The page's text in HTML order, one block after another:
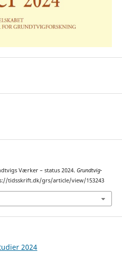
Værker – status 2024. Grundtvig-
tidsskrift.dk/grs/article/view/153243
2024